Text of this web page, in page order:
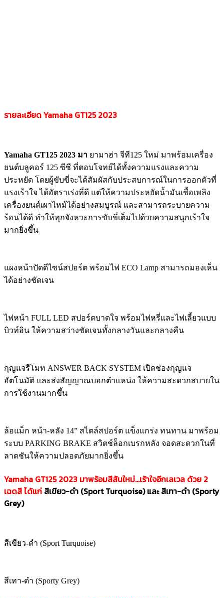
รายละเอียด Yamaha GT125 2023
Yamaha GT125 2023 มา ยามาฮ่า จีที125 ใหม่ มาพร้อมเครื่อง
ยนต์บลูคอร์ 125 ซีซี ที่ตอบโจทย์ได้ทั้งความแรงและความ
ประหยัด โดยผู้ขับขี่จะได้สัมผัสกับประสบการณ์ในการออกตัวที่
แรงเร้าใจ ได้อัตราเร่งที่ดี แต่ให้ความประหยัดน้ำมันเชื้อเพลิง
เครื่องยนต์เผาไหม้ได้อย่างสมบูรณ์ และสามารถระบายความ
ร้อนได้ดี ทำให้ทุกจังหวะการขับขี่เต็มไปด้วยความสนุกเร้าใจ
มากยิ่งขึ้น
แผงหน้าปัดดีไซน์สปอร์ต พร้อมไฟ ECO Lamp สามารถมองเห็น
ได้อย่างชัดเจน
ไฟหน้า FULL LED สปอร์ตบาดใจ พร้อมไฟหรี่และไฟเลี้ยวแบบ
บิวท์อิน ให้ความสว่างชัดเจนทั้งกลางวันและกลางคืน
กุญแจรีโมท ANSWER BACK SYSTEM เปิดช่องกุญแจ
อัตโนมัติ และส่งสัญญาณบอกตำแหน่ง ให้ความสะดวกสบายใน
การใช้งานมากขึ้น
ล้อแม็ก หน้า-หลัง 14” สไตล์สปอร์ต แข็งแกร่ง ทนทาน มาพร้อม
ระบบ PARKING BRAKE สวิตช์ล็อกเบรกหลัง จอดสะดวกในที่
ลาดชันให้ความปลอดภัยมากยิ่งขึ้น
Yamaha GT125 2023 มาพร้อมสีสันใหม่…เร้าใจอีกเลเวล ด้วย 2
เฉดสี ได้แก่ สีเขียว-ดำ (Sport Turquoise) และ สีเทา-ดำ (Sporty
Grey)
สีเขียว-ดำ (Sport Turquoise)
สีเทา-ดำ (Sporty Grey)